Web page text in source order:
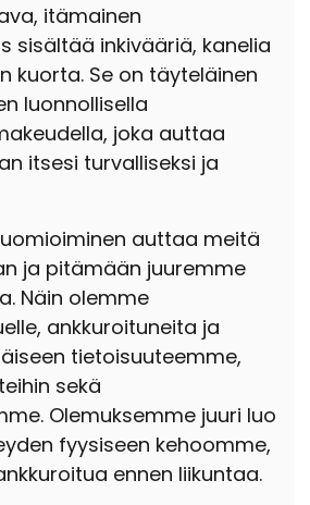
itämainen
sisältää inkivääriä, kanelia
kuorta. Se on täyteläinen
luonnollisella
joka auttaa
itsesi turvalliseksi ja
auttaa meitä
ja pitämään juuremme
Näin olemme
ankkuroituneita ja
tietoisuuteemme,
sekä
Olemuksemme juuri luo
fyysiseen kehoomme,
ennen liikuntaa.